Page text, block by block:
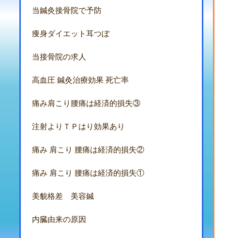
当鍼灸接骨院で予防
痩身ダイエット耳つぼ
当接骨院の求人
高血圧 鍼灸治療効果 死亡率
痛み肩こり腰痛は経済的損失③
注射よりＴＰはり効果あり
痛み 肩こり 腰痛は経済的損失②
痛み 肩こり 腰痛は経済的損失①
美貌格差 美容鍼
内臓由来の原因